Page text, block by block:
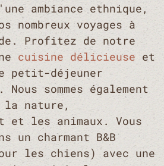
ambiance ethnique,
nombreux voyages à
Profitez de notre
cuisine délicieuse et
petit-déjeuner
sommes également
la nature,
et les animaux. Vous
un charmant B&B
les chiens) avec une